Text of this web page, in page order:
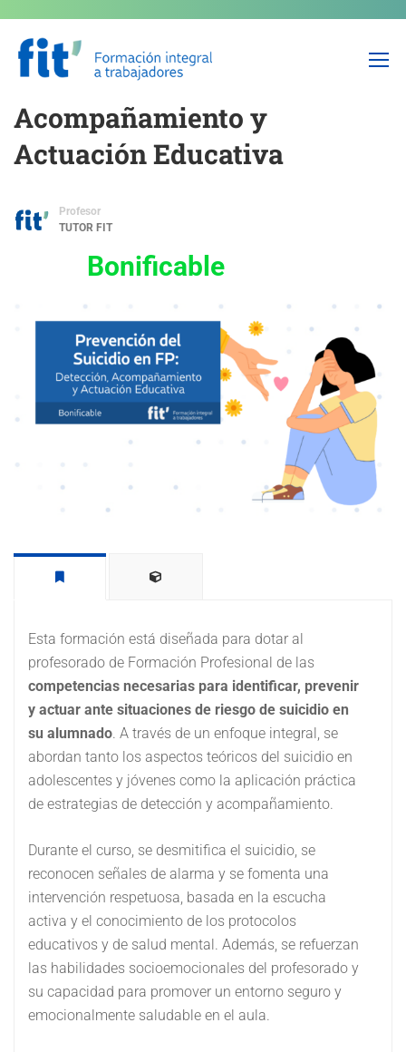
Prevención del Suicidio en
FP: Detección,
Acompañamiento y
Actuación Educativa
Profesor
TUTOR FIT
Bonificable
Esta formación está diseñada para dotar al
profesorado de Formación Profesional de las
competencias necesarias para identificar, prevenir
y actuar ante situaciones de riesgo de suicidio en
su alumnado. A través de un enfoque integral, se
abordan tanto los aspectos teóricos del suicidio en
adolescentes y jóvenes como la aplicación práctica
de estrategias de detección y acompañamiento.
Durante el curso, se desmitifica el suicidio, se
reconocen señales de alarma y se fomenta una
intervención respetuosa, basada en la escucha
activa y el conocimiento de los protocolos
educativos y de salud mental. Además, se refuerzan
las habilidades socioemocionales del profesorado y
su capacidad para promover un entorno seguro y
emocionalmente saludable en el aula.